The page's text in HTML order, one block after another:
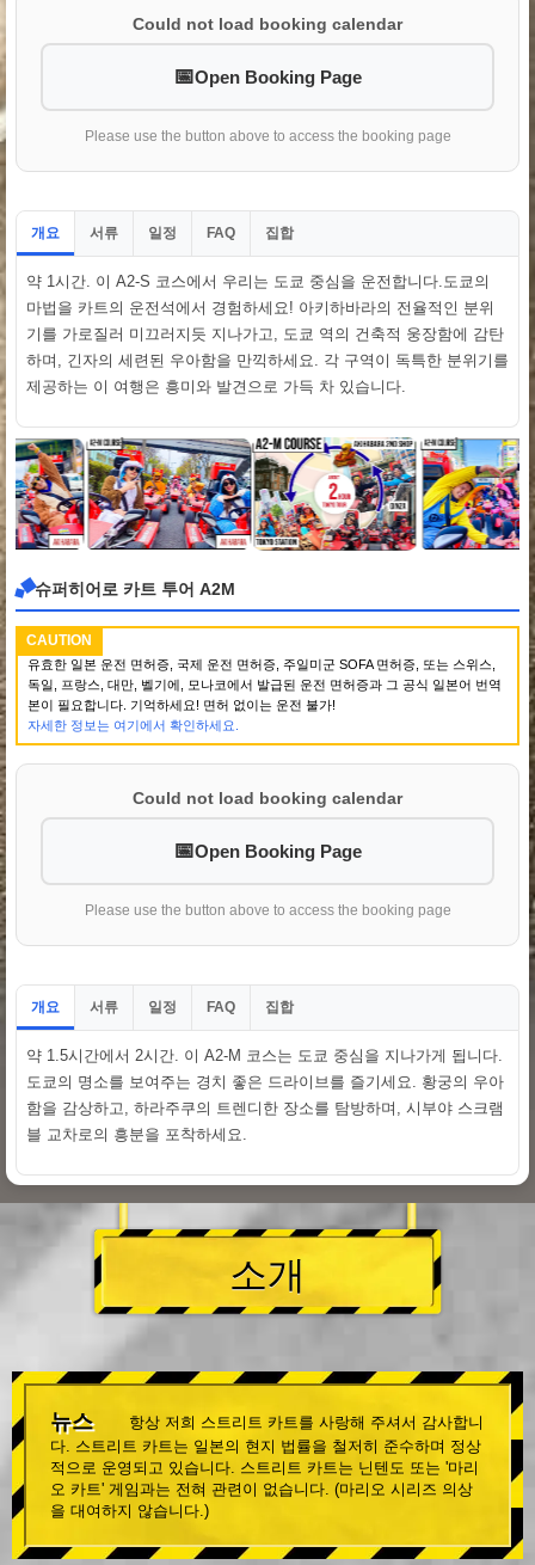
Could not load booking calendar
Open Booking Page
Please use the button above to access the booking page
개요 서류 일정 FAQ 집합
약 1시간. 이 A2-S 코스에서 우리는 도쿄 중심을 운전합니다.도쿄의
마법을 카트의 운전석에서 경험하세요! 아키하바라의 전율적인 분위
기를 가로질러 미끄러지듯 지나가고, 도쿄 역의 건축적 웅장함에 감탄
하며, 긴자의 세련된 우아함을 만끽하세요. 각 구역이 독특한 분위기를
제공하는 이 여행은 흥미와 발견으로 가득 차 있습니다.
슈퍼히어로 카트 투어 A2M
CAUTION
유효한 일본 운전 면허증, 국제 운전 면허증, 주일미군 SOFA 면허증, 또는 스위스,
독일, 프랑스, 대만, 벨기에, 모나코에서 발급된 운전 면허증과 그 공식 일본어 번역
본이 필요합니다. 기억하세요! 면허 없이는 운전 불가!
자세한 정보는 여기에서 확인하세요.
Could not load booking calendar
Open Booking Page
Please use the button above to access the booking page
개요 서류 일정 FAQ 집합
약 1.5시간에서 2시간. 이 A2-M 코스는 도쿄 중심을 지나가게 됩니다.
도쿄의 명소를 보여주는 경치 좋은 드라이브를 즐기세요. 황궁의 우아
함을 감상하고, 하라주쿠의 트렌디한 장소를 탐방하며, 시부야 스크램
블 교차로의 흥분을 포착하세요.
소개
뉴스
항상 저희 스트리트 카트를 사랑해 주셔서 감사합니
다. 스트리트 카트는 일본의 현지 법률을 철저히 준수하며 정상
적으로 운영되고 있습니다. 스트리트 카트는 닌텐도 또는 '마리
오 카트' 게임과는 전혀 관련이 없습니다. (마리오 시리즈 의상
을 대여하지 않습니다.)